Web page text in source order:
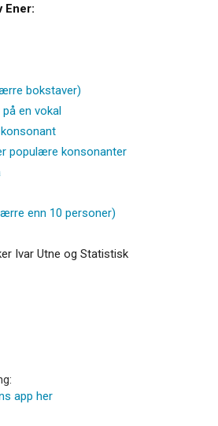
Ener:
bokstaver)
en vokal
populære konsonanter
enn 10 personer)
Ivar Utne og Statistisk
app her